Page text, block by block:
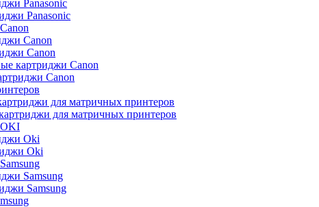
Panasonic
Panasonic
Canon
Canon
картриджи Canon
Canon
для матричных принтеров
для матричных принтеров
Oki
Oki
Samsung
Samsung